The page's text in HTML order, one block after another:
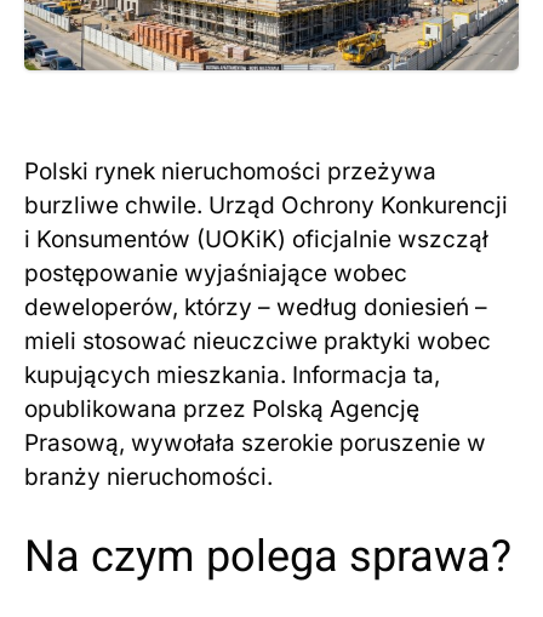
Polski rynek nieruchomości przeżywa
burzliwe chwile. Urząd Ochrony Konkurencji
i Konsumentów (UOKiK) oficjalnie wszczął
postępowanie wyjaśniające wobec
deweloperów, którzy – według doniesień –
mieli stosować nieuczciwe praktyki wobec
kupujących mieszkania. Informacja ta,
opublikowana przez Polską Agencję
Prasową, wywołała szerokie poruszenie w
branży nieruchomości.
Na czym polega sprawa?